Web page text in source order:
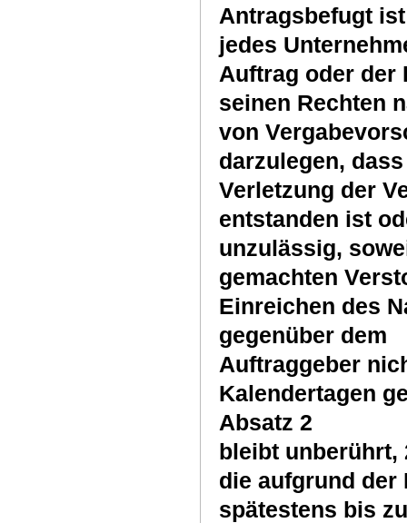
Antragsbefugt ist
jedes
Auftrag oder der
seinen Rechten
von
darzulegen,
Verletzung der
entstanden ist
unzulässig,
gemachten
Einreichen des
gegenüber dem
Auftraggeber
Kalendertagen
Absatz 2
bleibt unberührt,
die aufgrund der
spätestens bis